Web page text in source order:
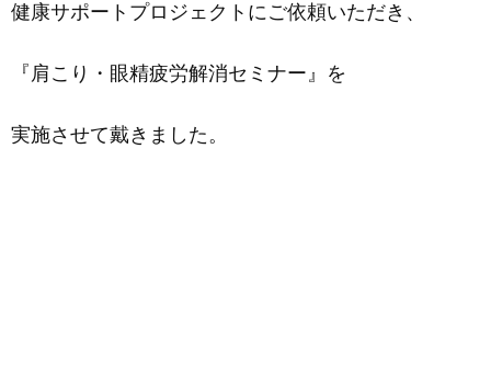
健康サポートプロジェクトにご依頼いただき、
『肩こり・眼精疲労解消セミナー』を
実施させて戴きました。